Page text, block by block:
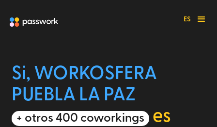
ES
Si, WORKOSFERA
PUEBLA LA PAZ
+ otros 400 coworkings
es